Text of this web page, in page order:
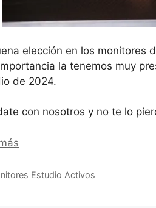
elección en los monitores
la tenemos muy
de 2024.
con nosotros y no te lo
Estudio Activos